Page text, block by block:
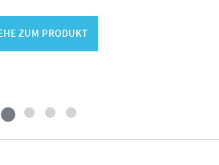
ZUM PRODUKT